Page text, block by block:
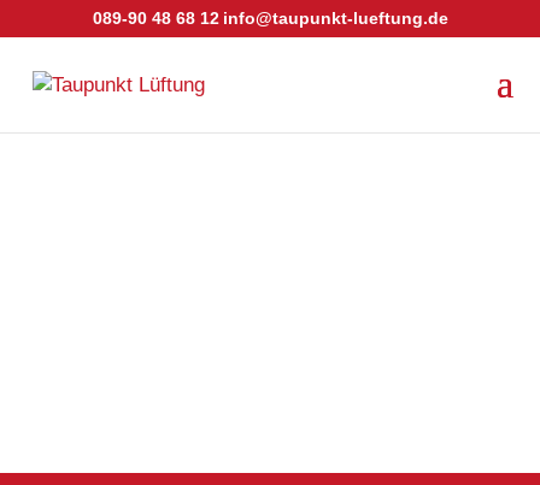
089-90 48 68 12 info@taupunkt-lueftung.de